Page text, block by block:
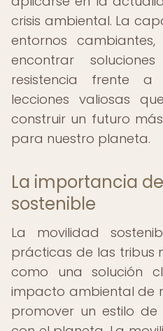
crisis ambiental. La
entornos
encontrar
resistencia frente
lecciones valiosas
construir un futuro
para nuestro planeta.
La importancia
sostenible
La movilidad
prácticas de las tribus
como una solución
impacto ambiental de
promover un estilo